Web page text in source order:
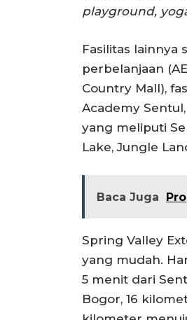
playground,
Fasilitas lainnya
perbelanjaan
Country Mall),
Academy
yang meliputi
Lake, Jungle
Baca Juga
Spring Valley
yang mudah.
5 menit dari
Bogor, 16